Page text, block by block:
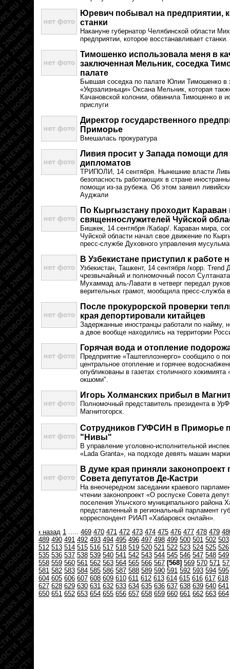
Юревич побывал на предприятии,
станки
Накануне губернатор Челябинской области
предприятии, которое восстанавливает станки.
Тимошенко использовала меня в
заключенная Мельник, соседка
палате
Бывшая соседка по палате Юлии Тимошенко в
«Укрзализныци» Оксана Мельник, которая
Качановской колонии, обвинила Тимошенко в
прислуги
Директор государственного
Приморье
Вмешалась прокуратура
Ливия просит у Запада помощи
дипломатов
ТРИПОЛИ, 14 сентября. Нынешние власти
безопасность работающих в стране
помощи из-за рубежа. Об этом заявил
Ауджали
По Кыргызстану проходит
священнослужителей Чуйской
Бишкек, 14 сентября /Кабар/. Караван мира,
Чуйской области начал свое движение по
пресс-службе Духовного управления
В Узбекистане приступил к
Узбекистан, Ташкент, 14 сентября /корр.
чрезвычайный и полномочный посол
Мухаммад аль-Лавати в четверг передал
верительных грамот, мообщила пресс-служба
После прокурорской проверки
края депортировали китайцев
Задержанные иностранцы работали по найму,
а двое вообще находились на территории
Горячая вода и отопление
Предприятие «Таштеплоэнерго» сообщило о
центральное отопление и горячее
опубликованы в газетах столичного
окшоми".
Игорь Холманских прибыл в
Полномочный представитель президента в
Магнитогорск.
Сотрудников ГУФСИН в Приморье
"Нивы"
В управление уголовно-исполнительной
«Lada Granta», на подходе девять машин
В думе края приняли законопроект
Совета депутатов Де-Кастри
На внеочередном заседании краевого
чтении законопроект «О роспуске Совета
поселения Ульчского муниципального района
представленный в региональный парламент
корреспондент РИАП «Хабаровск онлайн».
‹ назад 1 ..... 469 470 471 472 473 474 475 476 477 478 479
489 490 491 492 493 494 495 496 497 498 499 500 501 502 503
512 513 514 515 516 517 518 519 520 521 522 523 524 525 526
535 536 537 538 539 540 541 542 543 544 545 546 547 548 549
558 559 560 561 562 563 564 565 566 567 [568] 569 570 571
581 582 583 584 585 586 587 588 589 590 591 592 593 594 595
604 605 606 607 608 609 610 611 612 613 614 615 616 617 618
627 628 629 630 631 632 633 634 635 636 637 638 639 640 641
650 651 652 653 654 655 656 657 658 659 660 661 662 663 664